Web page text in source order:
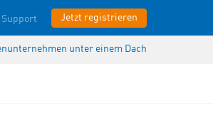
Support Jetzt registrieren
unter einem Dach